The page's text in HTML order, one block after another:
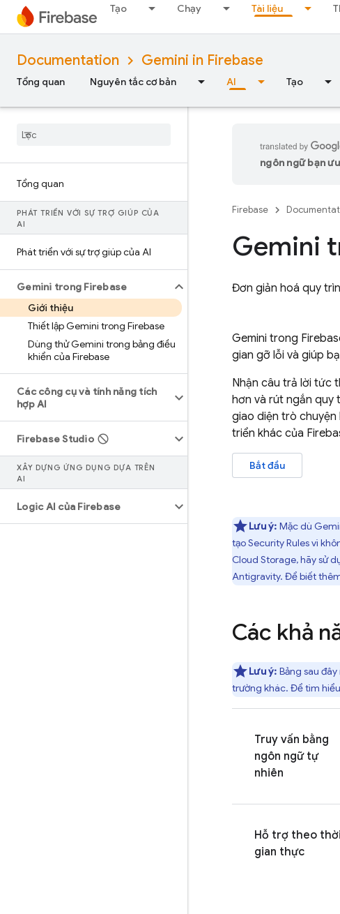
Tạo Chạy Tài liệu
Documentation Gemini in Firebase
Tổng quan Nguyên tắc cơ bản AI Tạo
Tổng quan
PHÁT TRIỂN VỚI SỰ TRỢ GIÚP CỦA
AI
Phát triển với sự trợ giúp của AI
Gemini trong Firebase
Giới thiệu
Thiết lập Gemini trong Firebase
Dùng thử Gemini trong bảng điều
khiển của Firebase
Các công cụ và tính năng tích
hợp AI
Firebase Studio
XÂY DỰNG ỨNG DỤNG DỰA TRÊN
AI
Logic AI của Firebase
ngôn ngữ bạn
Firebase
Gemini
Đơn giản hoá quy
Gemini trong
gian gỡ lỗi và giúp
Nhận câu trả lời tức
hơn và rút ngắn quy
giao diện trò
triển khác của
Bắt đầu
Lưu ý: Mặc dù
tạoSecurity Rulesvì
Cloud Storage, hãy sử
Antigravity. Để biết
Các khả
Lưu ý: Bảng sau
trường khác. Để tìm
Truy vấn bằng
ngôn ngữ tự
nhiên
Hỗ trợ theo thời
gian thực